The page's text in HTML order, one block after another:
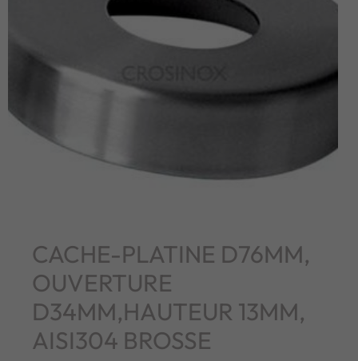
CACHE-PLATINE D76MM,
OUVERTURE
D34MM,HAUTEUR 13MM,
AISI304 BROSSE